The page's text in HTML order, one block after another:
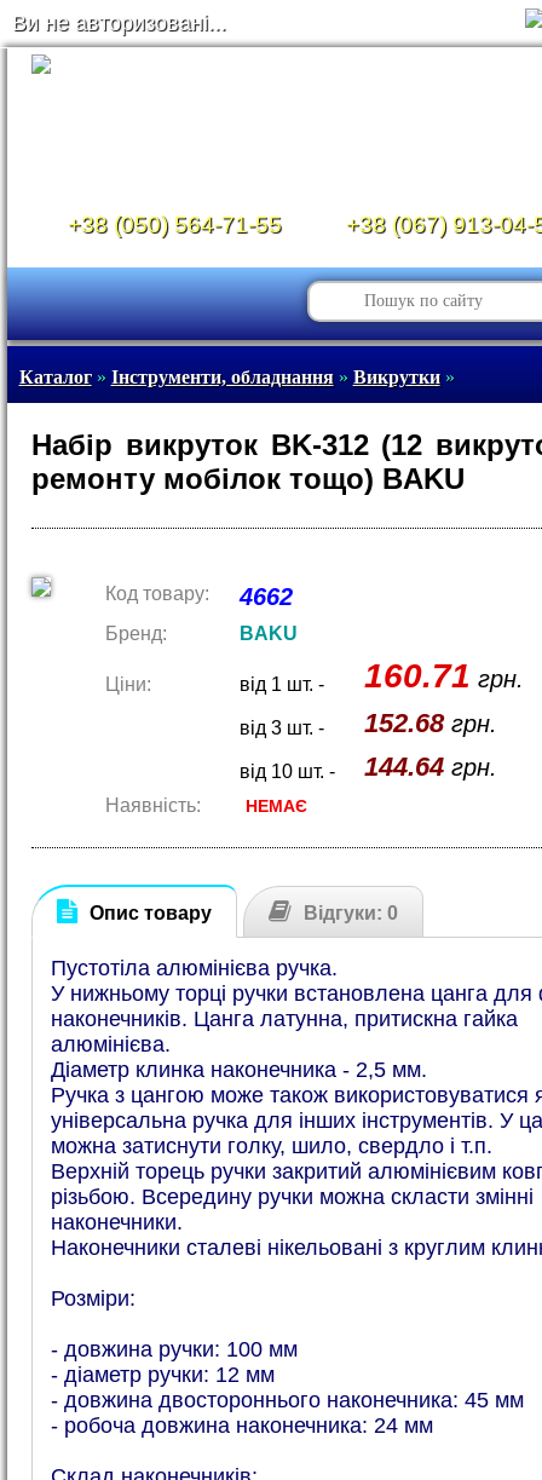
Ви не авторизовані...
+38 (050) 564-71-55 +38 (067) 913-04-
Каталог» Інструменти, обладнання» Викрутки»
Набір викруток BK-312 (12
ремонту мобілок тощо) BAKU
Код товару: 4662
Бренд: BAKU
Ціни: від 1 шт. - 160.71 грн.
від 3 шт. - 152.68грн.
від 10 шт. - 144.64грн.
Наявність: НЕМАЄ
Опис товару Відгуки: 0
Пустотіла алюмінієва ручка.
У нижньому торці ручки встановлена цанга для
наконечників. Цанга латунна, притискна гайка
алюмінієва.
Діаметр клинка наконечника - 2,5 мм.
Ручка з цангою може також використовуватися
універсальна ручка для інших інструментів. У
можна затиснути голку, шило, свердло і т.п.
Верхній торець ручки закритий алюмінієвим
різьбою. Всередину ручки можна скласти змінні
наконечники.
Наконечники сталеві нікельовані з круглим
Розміри:
- довжина ручки: 100 мм
- діаметр ручки: 12 мм
- довжина двостороннього наконечника: 45 мм
- робоча довжина наконечника: 24 мм